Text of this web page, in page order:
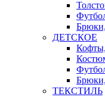
ДЕТСКОЕ
ТЕКСТИЛЬ